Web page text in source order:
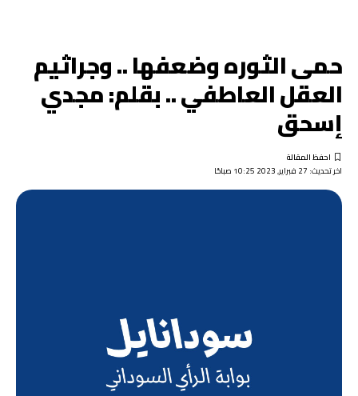
حمى الثوره وضعفها .. وجراثيم
العقل العاطفي .. بقلم: مجدي
إسحق
اخر تحديث: 27 فبراير, 2023 10:25 صباحًا